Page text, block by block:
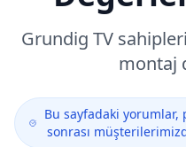
Grundig TV
montaj
Bu sayfadaki yorumlar,
sonrası